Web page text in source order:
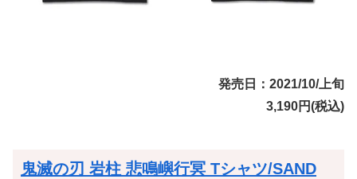
発売日：2021/10/上旬
3,190円(税込)
鬼滅の刃 岩柱 悲鳴嶼行冥 Tシャツ/SAND